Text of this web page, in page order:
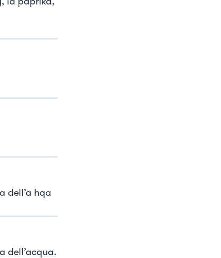
dell’a hqa
dell’acqua.